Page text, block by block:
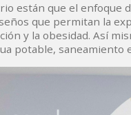
están que el enfoque
que permitan la
y la obesidad. Así
potable, saneamiento